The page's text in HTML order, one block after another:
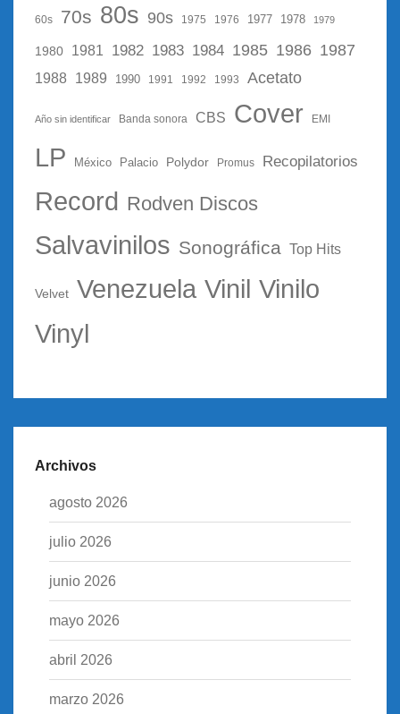
60s 70s 80s 90s 1975 1976 1977 1978 1979
1980 1981 1982 1983 1984 1985 1986 1987
1988 1989 1990 1991 1992 1993 Acetato
Año sin identificar Banda sonora CBS Cover EMI
LP México Palacio Polydor Promus Recopilatorios
Record Rodven Discos
Salvavinilos Sonográfica Top Hits
Velvet Venezuela Vinil Vinilo
Vinyl
Archivos
agosto 2026
julio 2026
junio 2026
mayo 2026
abril 2026
marzo 2026